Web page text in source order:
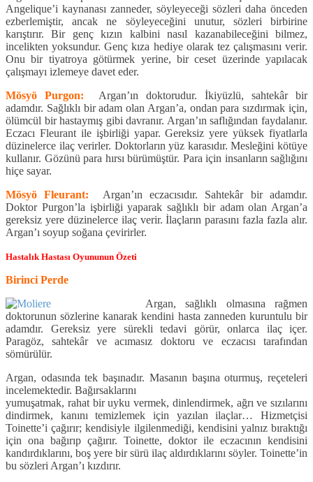
Angelique’i kaynanası zanneder, söyleyeceği sözleri daha önceden
ezberlemiştir, ancak ne söyleyeceğini unutur, sözleri birbirine
karıştırır. Bir genç kızın kalbini nasıl kazanabileceğini bilmez,
incelikten yoksundur. Genç kıza hediye olarak tez çalışmasını verir.
Onu bir tiyatroya götürmek yerine, bir ceset üzerinde yapılacak
çalışmayı izlemeye davet eder.
Mösyö Purgon: Argan’ın doktorudur. İkiyüzlü, sahtekâr bir
adamdır. Sağlıklı bir adam olan Argan’a, ondan para sızdırmak için,
ölümcül bir hastaymış gibi davranır. Argan’ın saflığından faydalanır.
Eczacı Fleurant ile işbirliği yapar. Gereksiz yere yüksek fiyatlarla
düzinelerce ilaç verirler. Doktorların yüz karasıdır. Mesleğini kötüye
kullanır. Gözünü para hırsı bürümüştür. Para için insanların sağlığını
hiçe sayar.
Mösyö Fleurant: Argan’ın eczacısıdır. Sahtekâr bir adamdır.
Doktor Purgon’la işbirliği yaparak sağlıklı bir adam olan Argan’a
gereksiz yere düzinelerce ilaç verir. İlaçların parasını fazla fazla alır.
Argan’ı soyup soğana çevirirler.
Hastalık Hastası Oyununun Özeti
Birinci Perde
Argan, sağlıklı olmasına rağmen
doktorunun sözlerine kanarak kendini hasta zanneden kuruntulu bir
adamdır. Gereksiz yere sürekli tedavi görür, onlarca ilaç içer.
Paragöz, sahtekâr ve acımasız doktoru ve eczacısı tarafından
sömürülür.
Argan, odasında tek başınadır. Masanın başına oturmuş, reçeteleri
incelemektedir. Bağırsaklarını
yumuşatmak, rahat bir uyku vermek, dinlendirmek, ağrı ve sızılarını
dindirmek, kanını temizlemek için yazılan ilaçlar… Hizmetçisi
Toinette’i çağırır; kendisiyle ilgilenmediği, kendisini yalnız bıraktığı
için ona bağırıp çağırır. Toinette, doktor ile eczacının kendisini
kandırdıklarını, boş yere bir sürü ilaç aldırdıklarını söyler. Toinette’in
bu sözleri Argan’ı kızdırır.